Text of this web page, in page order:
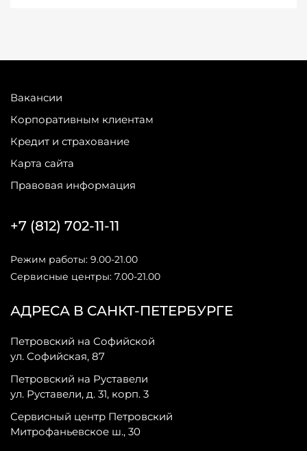
Вакансии
Корпоративным клиентам
Кредит и страхование
Карта сайта
Правовая информация
АДРЕСА В САНКТ-ПЕТЕРБУРГЕ
Петровский на Софийской
ул. Софийская, 87
Петровский на Руставели
ул. Руставели, д. 31, корп. 3
Сервисный центр Петровский
Митрофаньевское ш., 30
+7 (812) 702-11-11
Режим работы: 9.00-21.00
Сервисные центры: 7.00-21.00